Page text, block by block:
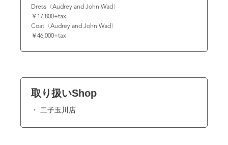
Dress〈Audrey and John Wad〉
￥17,800+tax
Coat〈Audrey and John Wad〉
￥46,000+tax
取り扱いShop
二子玉川店